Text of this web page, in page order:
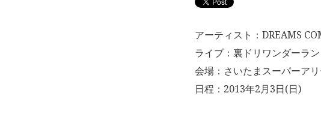
アーティスト：DREAMS
ライブ：裏ドリワンダーラ
会場：さいたまスーパーア
日程：2013年2月3日(日)